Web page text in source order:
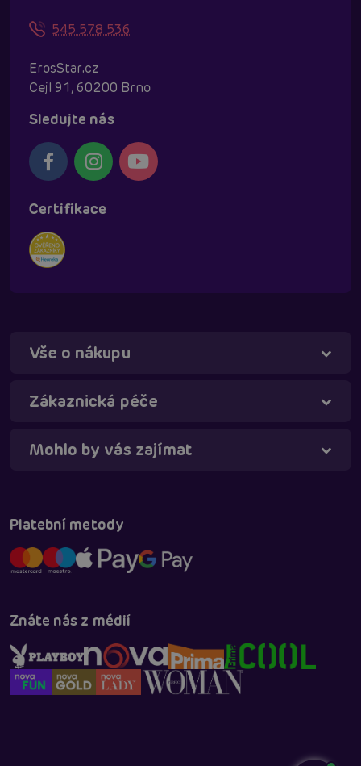
545 578 536
ErosStar.cz
Cejl 91, 60200 Brno
Sledujte nás
Certifikace
Vše o nákupu
Zákaznická péče
Mohlo by vás zajímat
Platební metody
Znáte nás z médií
Táňa - virtuální asistentka